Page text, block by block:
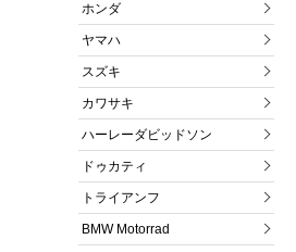
ホンダ
ヤマハ
スズキ
カワサキ
ハーレーダビッドソン
ドゥカティ
トライアンフ
BMW Motorrad